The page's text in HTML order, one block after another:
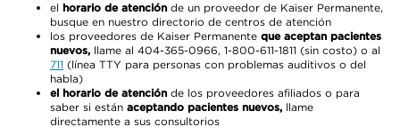
el horario de atención de un proveedor de Kaiser Permanente,
busque en nuestro directorio de centros de atención
los proveedores de Kaiser Permanente que aceptan pacientes
nuevos, llame al 404-365-0966, 1-800-611-1811 (sin costo) o al
711 (línea TTY para personas con problemas auditivos o del
habla)
el horario de atención de los proveedores afiliados o para
saber si están aceptando pacientes nuevos, llame
directamente a sus consultorios